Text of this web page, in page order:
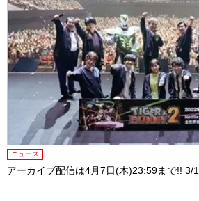
ニュース
アーカイブ配信は4月7日(木)23:59まで!! 3/